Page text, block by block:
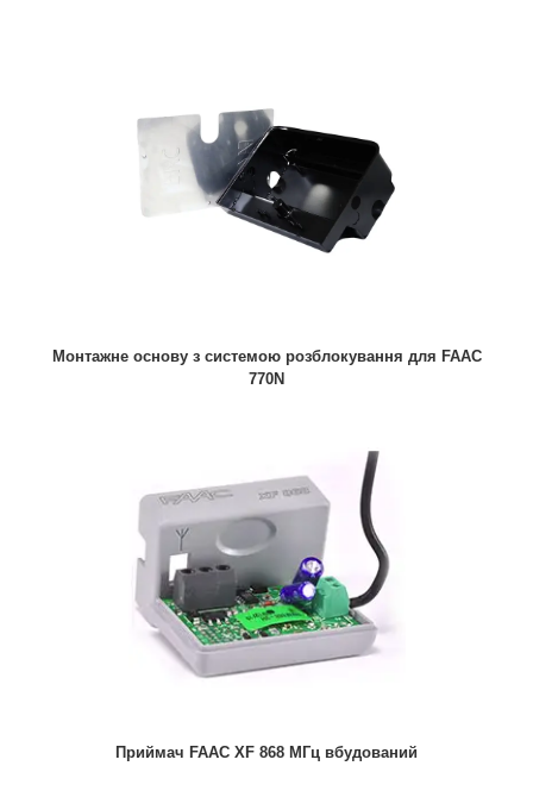
Монтажне основу з системою розблокування для FAAC
770N
Приймач FAAC XF 868 МГц вбудований